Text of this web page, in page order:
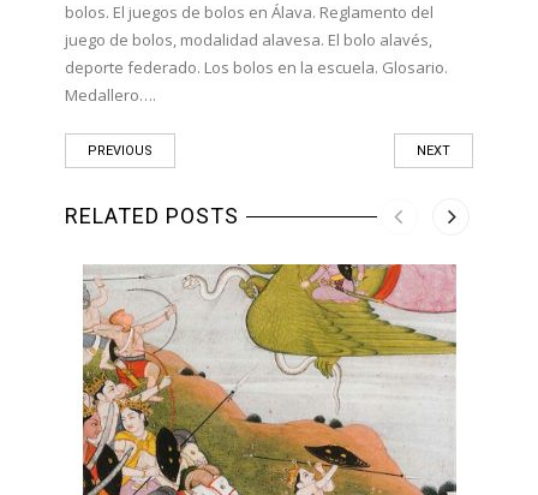
bolos. El juegos de bolos en Álava. Reglamento del
juego de bolos, modalidad alavesa. El bolo alavés,
deporte federado. Los bolos en la escuela. Glosario.
Medallero….
PREVIOUS NEXT
RELATED POSTS